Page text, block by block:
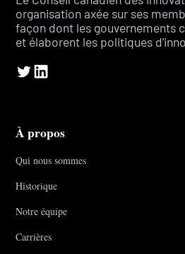
organisation axée sur ses
façon dont les gouvernements
et élaborent les politiques
À propos
Qui nous sommes
Historique
Notre équipe
Carrières